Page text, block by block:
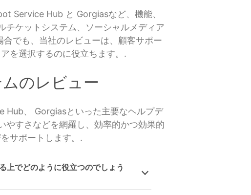
Service Hub と Gorgiasなど、機能、
チケットシステム、ソーシャルメディア
でも、当社のレビューは、顧客サポー
を選択するのに役立ちます。.
のレビュー
Hub、 Gorgiasといった主要なヘルプデ
やすさなどを網羅し、効率的かつ効果的
サポートします。.
上でどのように役立つのでしょう